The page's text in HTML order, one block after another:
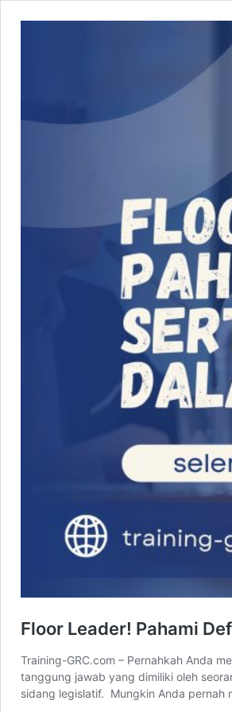
Floor Leader! Pahami
Training-GRC.com – Pernahkah Anda
tanggung jawab yang dimiliki oleh
sidang legislatif. Mungkin Anda pernah